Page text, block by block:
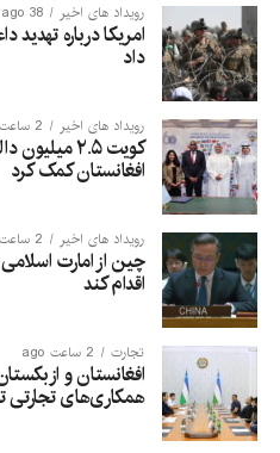
رویداد های اخیر 38 minutes ago
امریکا درباره
داد
رویداد های اخیر 2 ساعت ago
کویت ۲.۵
افغانستان کمک کرد
رویداد های اخیر 2 ساعت ago
چین از امارت
اقدام کند
تجارت 2 ساعت ago
افغانستان و
همکاری‌های تجارتی